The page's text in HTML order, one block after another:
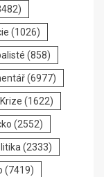
(1026)
(858)
(6977)
Krize (1622)
(2552)
(2333)
(7419)